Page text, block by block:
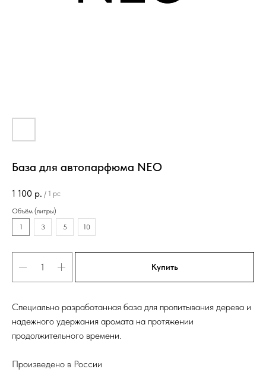
База для автопарфюма NEO
1 100 р. / 1 pc
Объём (литры)
1
3 5 10
Купить
Специально разработанная база для пропитывания дерева и
надежного удержания аромата на протяжении
продолжительного времени.
Произведено в России